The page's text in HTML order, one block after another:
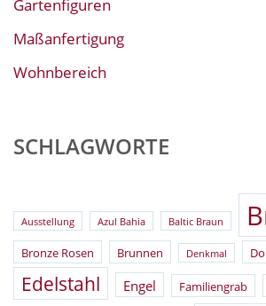
Gartenfiguren
Maßanfertigung
Wohnbereich
SCHLAGWORTE
Ausstellung Azul Bahia Baltic Braun
Bronze Rosen Brunnen Denkmal
Edelstahl Engel Familiengrab